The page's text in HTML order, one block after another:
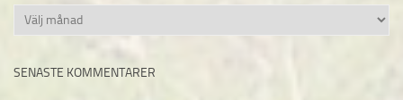
Arkiv
SENASTE KOMMENTARER